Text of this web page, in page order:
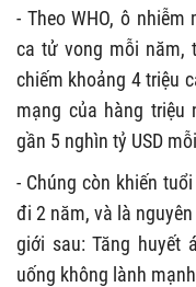
- Theo WHO, ô
ca tử vong mỗi năm,
chiếm khoảng 4 triệu
mạng của hàng
gần 5 nghìn tỷ USD
- Chúng còn khiến
đi 2 năm, và là
giới sau: Tăng huyết
uống không lành